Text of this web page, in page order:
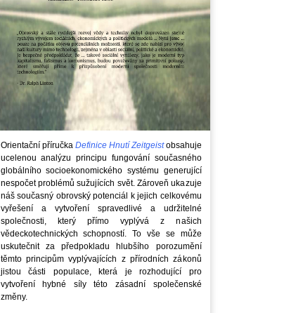
Orientační příručka Definice Hnutí Zeitgeistobsahuje
ucelenou analýzu principu fungování současného
globálního socioekonomického systému generující
nespočet problémů sužujících svět. Zároveň ukazuje
náš současný obrovský potenciál k jejich celkovému
vyřešení a vytvoření spravedlivé a udržitelné
společnosti, který přímo vyplývá z našich
vědeckotechnických schopností. To vše se může
uskutečnit za předpokladu hlubšího porozumění
těmto principům vyplývajících z přírodních zákonů
jistou části populace, která je rozhodující pro
vytvoření hybné síly této zásadní společenské
změny.